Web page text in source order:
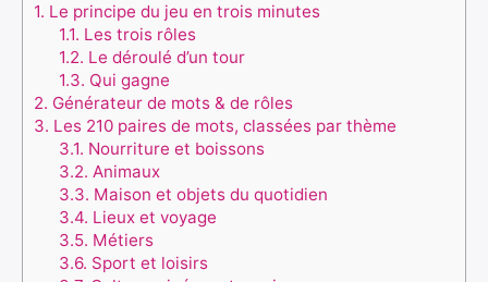
1. Le principe du jeu en trois minutes
1.1. Les trois rôles
1.2. Le déroulé d’un tour
1.3. Qui gagne
2. Générateur de mots & de rôles
3. Les 210 paires de mots, classées par thème
3.1. Nourriture et boissons
3.2. Animaux
3.3. Maison et objets du quotidien
3.4. Lieux et voyage
3.5. Métiers
3.6. Sport et loisirs